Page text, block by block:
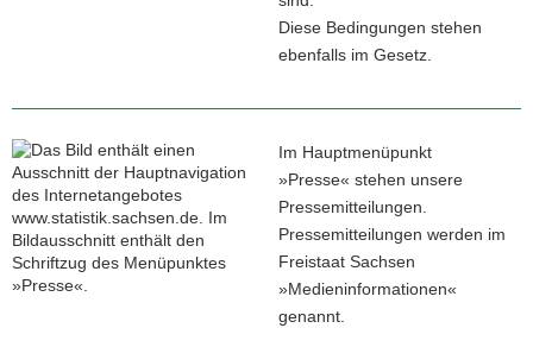
Diese Bedingungen stehen
ebenfalls im Gesetz.
Im Hauptmenüpunkt
»Presse« stehen unsere
Pressemitteilungen.
Pressemitteilungen werden im
Freistaat Sachsen
»Medieninformationen«
genannt.